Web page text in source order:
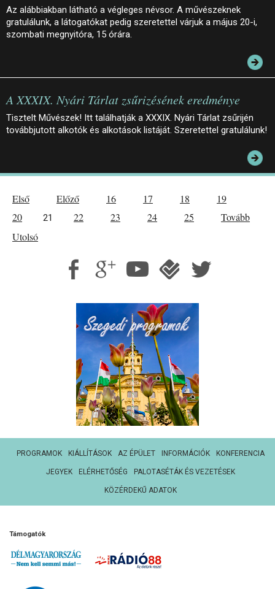
Az alábbiakban látható a végleges névsor. A művészeknek
gratulálunk, a látogatókat pedig szeretettel várjuk a május 20-i,
szombati megnyitóra, 15 órára.
A XXXIX. Nyári Tárlat zsűrizésének eredménye
Tisztelt Művészek! Itt találhatják a XXXIX. Nyári Tárlat zsűrijén
továbbjutott alkotók és alkotások listáját. Szeretettel gratulálunk!
Első Előző 16 17 18
19
20
21 22 23 24 25
Tovább
Utolsó
PROGRAMOK KIÁLLÍTÁSOK AZ ÉPÜLET INFORMÁCIÓK KONFERENCIA
JEGYEK ELÉRHETŐSÉG PALOTASÉTÁK ÉS VEZETÉSEK
KÖZÉRDEKŰ ADATOK
Támogatók